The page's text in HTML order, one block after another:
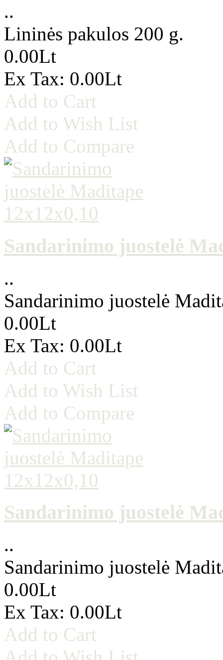
..
Lininės pakulos 200 g.
0.00Lt
Ex Tax: 0.00Lt
Add to Cart
Add to Wish List
Add to Compare
Sandarinimo juostelė
..
Sandarinimo juostelė
0.00Lt
Ex Tax: 0.00Lt
Add to Cart
Add to Wish List
Add to Compare
Sandarinimo juostelė
..
Sandarinimo juostelė
0.00Lt
Ex Tax: 0.00Lt
Add to Cart